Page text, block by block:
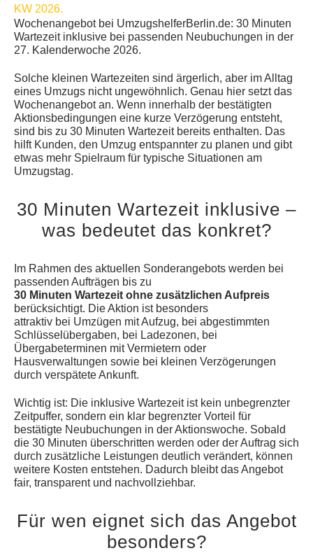
Wochenangebot bei UmzugshelferBerlin.de: 30 Minuten
Wartezeit inklusive bei passenden Neubuchungen in der
27. Kalenderwoche 2026.
Solche kleinen Wartezeiten sind ärgerlich, aber im Alltag
eines Umzugs nicht ungewöhnlich. Genau hier setzt das
Wochenangebot an. Wenn innerhalb der bestätigten
Aktionsbedingungen eine kurze Verzögerung entsteht,
sind bis zu 30 Minuten Wartezeit bereits enthalten. Das
hilft Kunden, den Umzug entspannter zu planen und gibt
etwas mehr Spielraum für typische Situationen am
Umzugstag.
30 Minuten Wartezeit inklusive –
was bedeutet das konkret?
Im Rahmen des aktuellen Sonderangebots werden bei
passenden Aufträgen bis zu
30 Minuten Wartezeit ohne zusätzlichen Aufpreis
berücksichtigt. Die Aktion ist besonders
attraktiv bei Umzügen mit Aufzug, bei abgestimmten
Schlüsselübergaben, bei Ladezonen, bei
Übergabeterminen mit Vermietern oder
Hausverwaltungen sowie bei kleinen Verzögerungen
durch verspätete Ankunft.
Wichtig ist: Die inklusive Wartezeit ist kein unbegrenzter
Zeitpuffer, sondern ein klar begrenzter Vorteil für
bestätigte Neubuchungen in der Aktionswoche. Sobald
die 30 Minuten überschritten werden oder der Auftrag sich
durch zusätzliche Leistungen deutlich verändert, können
weitere Kosten entstehen. Dadurch bleibt das Angebot
fair, transparent und nachvollziehbar.
Für wen eignet sich das Angebot
besonders?